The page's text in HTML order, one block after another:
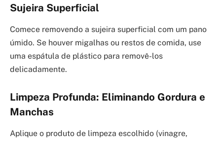
Sujeira Superficial
Comece removendo a sujeira superficial com um pano
úmido. Se houver migalhas ou restos de comida, use
uma espátula de plástico para removê-los
delicadamente.
Limpeza Profunda: Eliminando Gordura e
Manchas
Aplique o produto de limpeza escolhido (vinagre,